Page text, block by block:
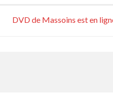
DVD de Massoins est en